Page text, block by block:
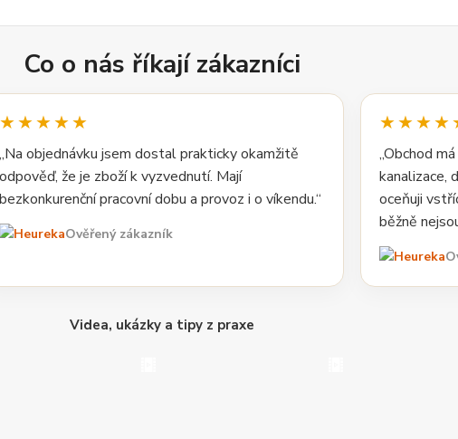
Co o nás říkají zákazníci
★★★★★
„Na objednávku jsem dostal prakticky okamžitě
odpověď, že je zboží k vyzvednutí. Mají
bezkonkurenční pracovní dobu a provoz i o víkendu.“
Ověřený zákazník
„Obchod
kanalizace,
oceňuji
běžně
Videa, ukázky a tipy z praxe